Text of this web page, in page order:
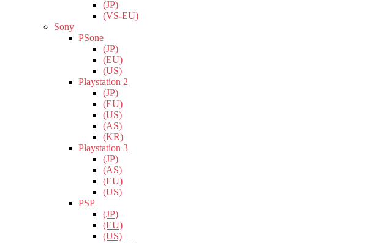
(JP)
(VS-EU)
Sony
PSone
(JP)
(EU)
(US)
Playstation 2
(JP)
(EU)
(US)
(AS)
(KR)
Playstation 3
(JP)
(AS)
(EU)
(US)
PSP
(JP)
(EU)
(US)